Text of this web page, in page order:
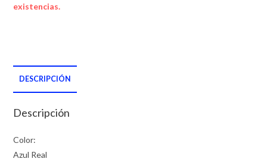
existencias.
DESCRIPCIÓN
Descripción
Color:
Azul Real